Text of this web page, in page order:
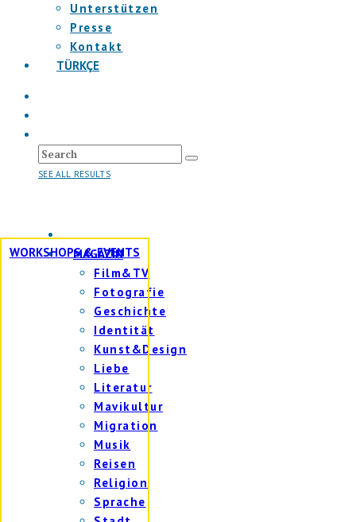
Unterstützen
Presse
Kontakt
TÜRKÇE
SEE ALL RESULTS
WORKSHOPS & EVENTS
MAGAZIN
Film&TV
Fotografie
Geschichte
Identität
Kunst&Design
Liebe
Literatur
Mavikultur
Migration
Musik
Reisen
Religion
Sprache